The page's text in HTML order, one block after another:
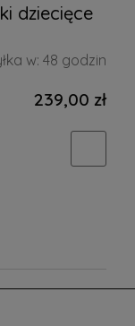
dziecięce
w: 48 godzin
239,00 zł